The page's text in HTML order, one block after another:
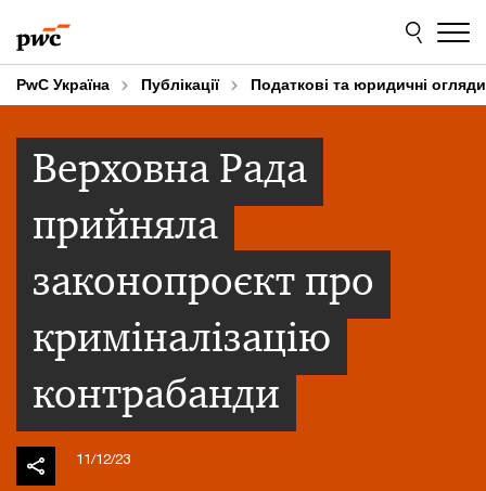
to
content
to
footer
PwC Україна Публікації Податкові та юридичні огляди
Верховна Рада
прийняла
законопроєкт про
криміналізацію
контрабанди
11/12/23